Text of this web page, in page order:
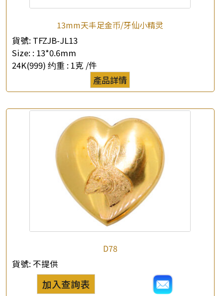
13mm天丰足金币/牙仙小精灵
貨號: TFZJB-JL13
Size: : 13*0.6mm
24K(999) 约重 : 1克 /件
產品詳情
D78
貨號: 不提供
加入查詢表